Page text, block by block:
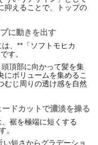
抑えることで、トップの
に動きを出す
、**「ソフトモヒカ
す。
頂部に向かって髪を集
にボリュームを集めるこ
むじ周りの透け感を自然
ドカットで濃淡を操る
裾を極端に短くする
。
短さからグラデーショ